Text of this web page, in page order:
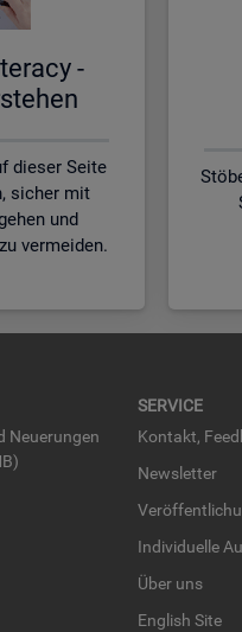
-
dieser Seite
sicher mit
und
vermeiden.
Neue­run­gen
SER­VICE
Kon­takt,
News­let­ter
In­di­vi­du­el­le
Über uns
English Site